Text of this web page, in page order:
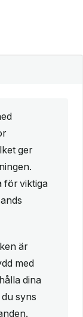
ger
för viktiga
är
med
dina
syns